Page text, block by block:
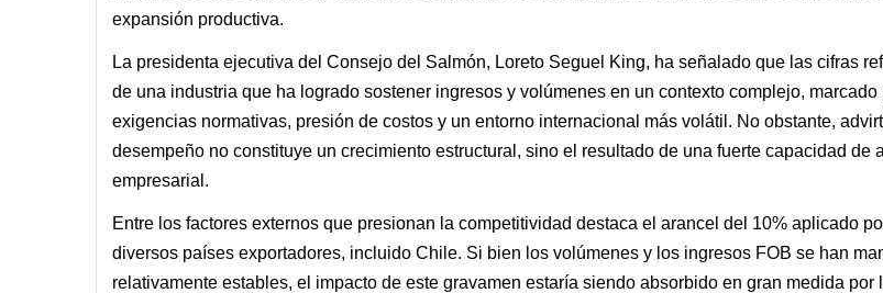
expansión productiva.
La presidenta ejecutiva del Consejo del Salmón, Loreto Seguel King, ha señalado que las cifras
de una industria que ha logrado sostener ingresos y volúmenes en un contexto complejo, marcado
exigencias normativas, presión de costos y un entorno internacional más volátil. No obstante,
desempeño no constituye un crecimiento estructural, sino el resultado de una fuerte capacidad de
empresarial.
Entre los factores externos que presionan la competitividad destaca el arancel del 10% aplicado
diversos países exportadores, incluido Chile. Si bien los volúmenes y los ingresos FOB se han
relativamente estables, el impacto de este gravamen estaría siendo absorbido en gran medida por